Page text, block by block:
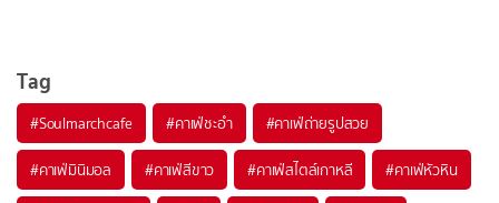
Tag
#Soulmarchcafe #คาเฟ่ชะอำ #คาเฟ่ถ่ายรูปสวย
#คาเฟ่มินิมอล #คาเฟ่สีขาว #คาเฟ่สไตล์เกาหลี #คาเฟ่หัวหิน